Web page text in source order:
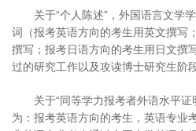
关于“个人陈述”，外国语言文学
词（报考英语方向的考生用英文撰写
撰写；报考日语方向的考生用日文撰
过的研究工作以及攻读博士研究生阶
关于“同等学力报考者外语水平
为：报考英语方向的考生，英语专业